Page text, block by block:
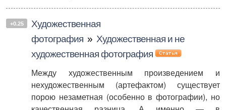
+0.25
Художественная
фотография » Художественная и не
художественная фотография
Между художественным произведением и
нехудожественным (артефактом) существует
порою незаметная (особенно в фотографии), но